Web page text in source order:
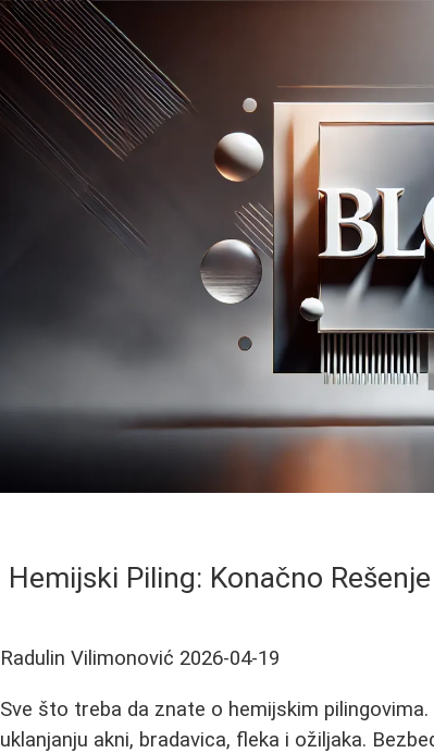
Hemijski Piling: Konačno
Radulin Vilimonović 2026-04-19
Sve što treba da znate o hemijskim
uklanjanju akni, bradavica, fleka i ožiljaka.